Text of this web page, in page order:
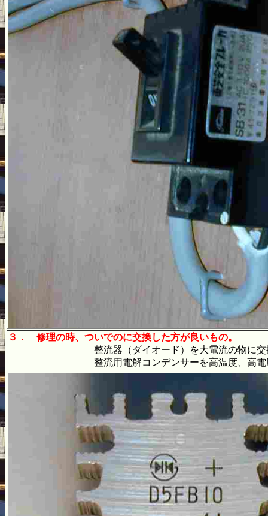
３．
修理の時、ついでのに交換した方が良いもの。
整流器（ダイオード）を大電流の物に交換
整流用電解コンデンサーを高温度、高電圧、